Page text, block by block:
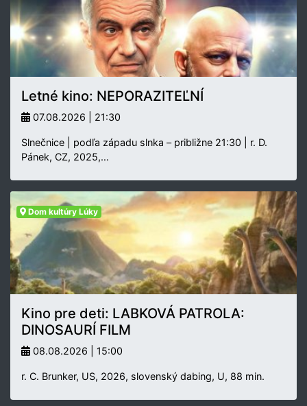
Letné kino: NEPORAZITEĽNÍ
07.08.2026 | 21:30
Slnečnice | podľa západu slnka – približne 21:30 | r. D.
Pánek, CZ, 2025,…
Dom kultúry Lúky
Kino pre deti: LABKOVÁ PATROLA:
DINOSAURÍ FILM
08.08.2026 | 15:00
r. C. Brunker, US, 2026, slovenský dabing, U, 88 min.